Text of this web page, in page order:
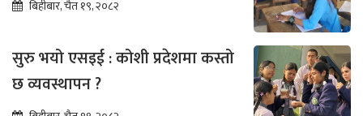
बिहीबार, चैत १९, २०८२
सुरु भयो एसइई : कोशी प्रदेशमा कस्तो
छ व्यवस्थापन ?